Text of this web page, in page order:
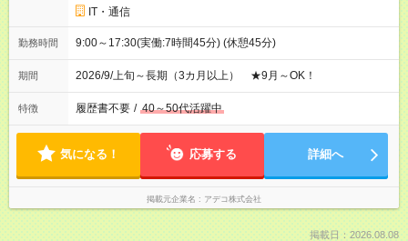
IT・通信
勤務時間 9:00～17:30(実働:7時間45分) (休憩45分)
期間 2026/9/上旬～長期（3カ月以上） ★9月～OK！
特徴 履歴書不要 / 40～50代活躍中
気になる！ 応募する 詳細へ
掲載元企業名 アデコ株式会社
掲載日：2026.08.08